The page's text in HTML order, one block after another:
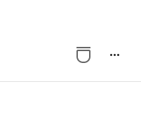
more_horiz